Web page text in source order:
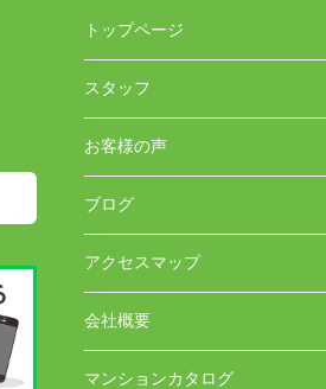
トップページ
スタッフ
お客様の声
ブログ
アクセスマップ
会社概要
マンションカタログ